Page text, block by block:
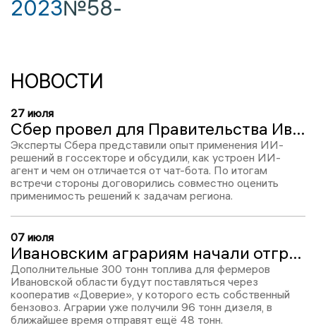
2023№58-
НОВОСТИ
27 июля
Сбер провел для Правительства Ивановской области конференцию по внедрению технологий ИИ в госуправлении
Эксперты Сбера представили опыт применения ИИ-
решений в госсекторе и обсудили, как устроен ИИ-
агент и чем он отличается от чат-бота. По итогам
встречи стороны договорились совместно оценить
применимость решений к задачам региона.
07 июля
Ивановским аграриям начали отгружать дополнительные объёмы топлива
Дополнительные 300 тонн топлива для фермеров
Ивановской области будут поставляться через
кооператив «Доверие», у которого есть собственный
бензовоз. Аграрии уже получили 96 тонн дизеля, в
ближайшее время отправят ещё 48 тонн.